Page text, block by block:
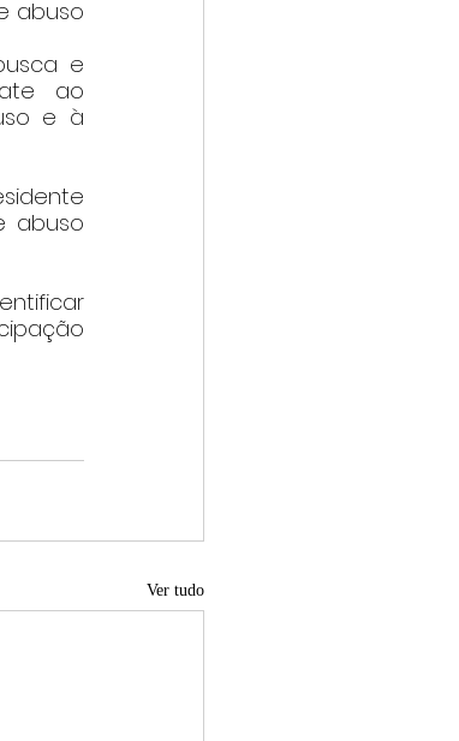
abuso
e
ao
e à
abuso
Ver tudo